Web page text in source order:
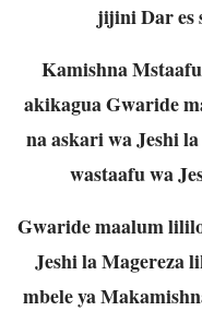
jijini Dar es
Kamishna
akikagua Gwaride
na askari wa Jeshi
wastaafu wa
Gwaride maalum
Jeshi la Magereza
mbele ya